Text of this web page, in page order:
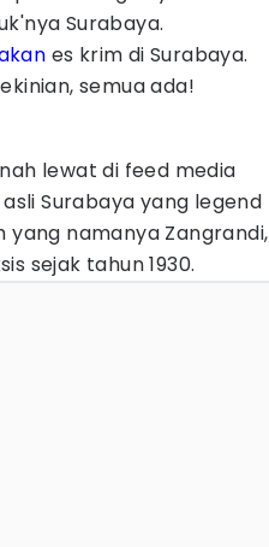
Surabaya.
es krim di Surabaya.
semua ada!
lewat di feed media
Surabaya yang legend
yang namanya Zangrandi,
sejak tahun 1930.